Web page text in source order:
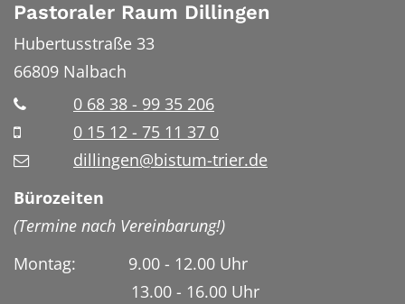
Pastoraler Raum Dillingen
Hubertusstraße 33
66809 Nalbach
0 68 38 - 99 35 206
0 15 12 - 75 11 37 0
dillingen@bistum-trier.de
Bürozeiten
(Termine nach Vereinbarung!)
Montag: 9.00 - 12.00 Uhr
13.00 - 16.00 Uhr